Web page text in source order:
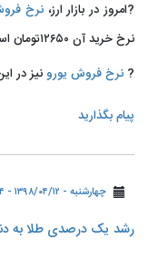
?امروز در بازار ارز، نرخ
نرخ خرید آن ۱۲۶۵۰تومان است.
?نرخ فروش یورونیز در این صرافی‌ها
پیام بگذارید
چهارشنبه - ۱۳۹۸/۰۴/۱۲ - ۱۰:۴۴
️رشد یک درصدی طلا به